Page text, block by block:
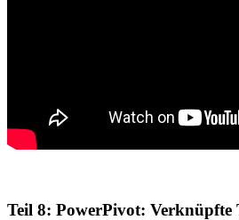
Teil 8: PowerPivot: Verknüpfte